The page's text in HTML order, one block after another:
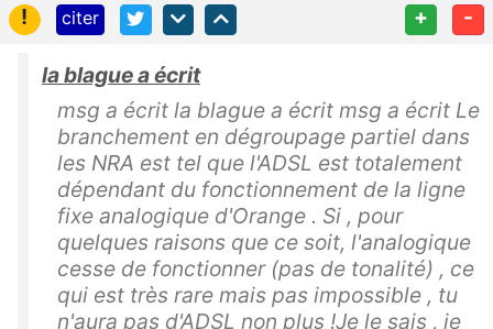
!
citer + -
la blague a écrit
msg a écrit la blague a écrit msg a écrit Le
branchement en dégroupage partiel dans
les NRA est tel que l'ADSL est totalement
dépendant du fonctionnement de la ligne
fixe analogique d'Orange . Si , pour
quelques raisons que ce soit, l'analogique
cesse de fonctionner (pas de tonalité) , ce
qui est très rare mais pas impossible , tu
n'aura pas d'ADSL non plus !Je le sais , je